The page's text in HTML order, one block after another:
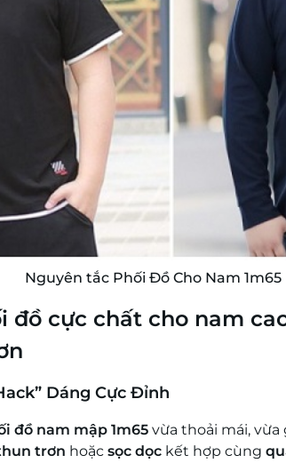
Nguyên tắc Phối Đồ Cho Nam 1m65
đồ cực chất cho nam
Dáng Cực Đỉnh
đồ nam mập 1m65 vừa thoải mái, vừa
trơn hoặc sọc dọc kết hợp cùng